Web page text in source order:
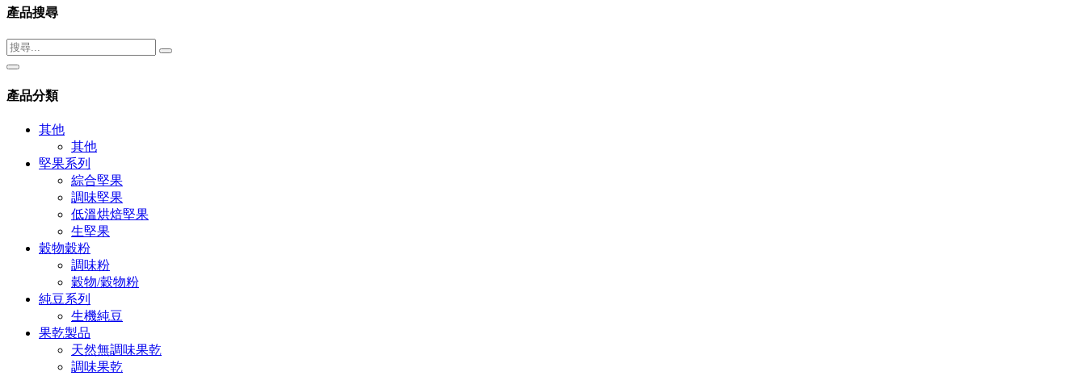
產品搜尋
產品分類
其他
其他
堅果系列
綜合堅果
調味堅果
低溫烘焙堅果
生堅果
穀物穀粉
調味粉
穀物/穀物粉
純豆系列
生機純豆
果乾製品
天然無調味果乾
調味果乾